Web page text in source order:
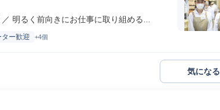
明るく前向きにお仕事に取り組める...
ター歓迎 +4個
気になる